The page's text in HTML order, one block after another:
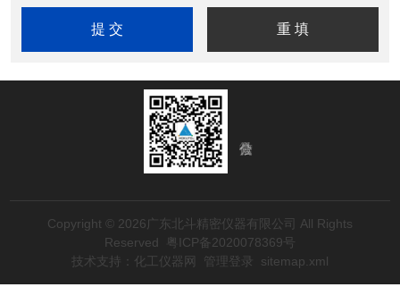
Copyright © 2026广东北斗精密仪器有限公司 All Rights
Reserved
粤ICP备2020078369号
技术支持： 化工仪器网 管理登录 sitemap.xml